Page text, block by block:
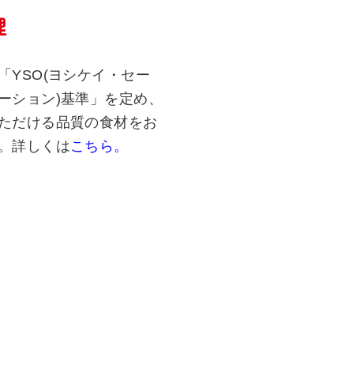
YSO(ヨシケイ・セー
ション)基準」を定め、
だける品質の食材をお
詳しくはこちら。